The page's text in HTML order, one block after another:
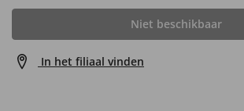
Niet beschikbaar
In het filiaal vinden